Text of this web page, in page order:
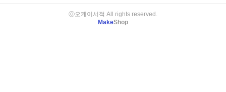
ⓒ오케이서적 All rights reserved.
MakeShop